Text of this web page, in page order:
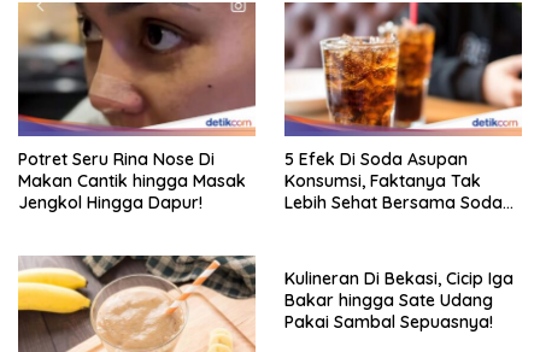
Potret Seru Rina Nose Di
Makan Cantik hingga Masak
Jengkol Hingga Dapur!
5 Efek Di Soda Asupan
Konsumsi, Faktanya Tak
Lebih Sehat Bersama Soda
Kulineran Di Bekasi, Cicip Iga
Bakar hingga Sate Udang
Pakai Sambal Sepuasnya!